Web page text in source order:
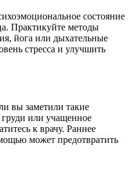
состояние
Практикуйте методы
йога или дыхательные
стресса и улучшить
вы заметили такие
или учащенное
к врачу. Раннее
может предотвратить